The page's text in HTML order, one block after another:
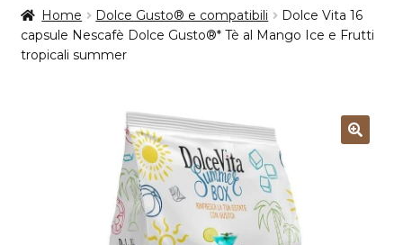
Home Dolce Gusto® e compatibili
Dolce Vita 16
capsule Nescafè Dolce Gusto®* Tè al Mango Ice e Frutti
tropicali summer